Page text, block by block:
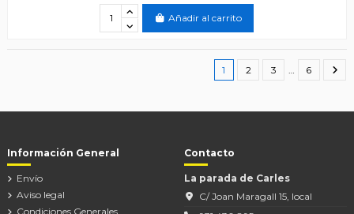
Añadir al carrito
1 2 3 6
Información General
Envío
Aviso legal
Condiciones Generales
Contacto
La parada de Carles
C/ Joan Maragall 15, local